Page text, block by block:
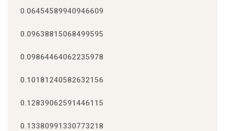
0.06454589940946609
0.09638815068499595
0.09864464062235978
0.10181240582632156
0.12839062591446115
0.13380991330773218